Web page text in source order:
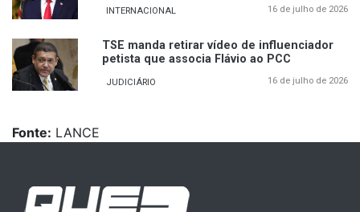
INTERNACIONAL 16 de julho de 2026
TSE manda retirar vídeo de influenciador
petista que associa Flávio ao PCC
JUDICIÁRIO 16 de julho de 2026
Fonte: LANCE